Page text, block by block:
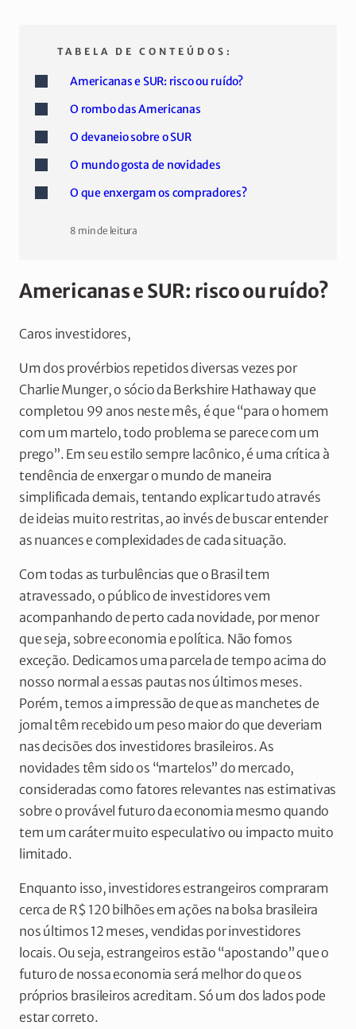
TABELA DE CONTEÚDOS:
Americanas e SUR: risco ou ruído?
O rombo das Americanas
O devaneio sobre o SUR
O mundo gosta de novidades
O que enxergam os compradores?
8 min de leitura
Americanas e SUR: risco ou ruído?
Caros investidores,
Um dos provérbios repetidos diversas vezes por
Charlie Munger, o sócio da Berkshire Hathaway que
completou 99 anos neste mês, é que “para o homem
com um martelo, todo problema se parece com um
prego”. Em seu estilo sempre lacônico, é uma crítica à
tendência de enxergar o mundo de maneira
simplificada demais, tentando explicar tudo através
de ideias muito restritas, ao invés de buscar entender
as nuances e complexidades de cada situação.
Com todas as turbulências que o Brasil tem
atravessado, o público de investidores vem
acompanhando de perto cada novidade, por menor
que seja, sobre economia e política. Não fomos
exceção. Dedicamos uma parcela de tempo acima do
nosso normal a essas pautas nos últimos meses.
Porém, temos a impressão de que as manchetes de
jornal têm recebido um peso maior do que deveriam
nas decisões dos investidores brasileiros. As
novidades têm sido os “martelos” do mercado,
consideradas como fatores relevantes nas estimativas
sobre o provável futuro da economia mesmo quando
tem um caráter muito especulativo ou impacto muito
limitado.
Enquanto isso, investidores estrangeiros compraram
cerca de R$ 120 bilhões em ações na bolsa brasileira
nos últimos 12 meses, vendidas por investidores
locais. Ou seja, estrangeiros estão “apostando” que o
futuro de nossa economia será melhor do que os
próprios brasileiros acreditam. Só um dos lados pode
estar correto.